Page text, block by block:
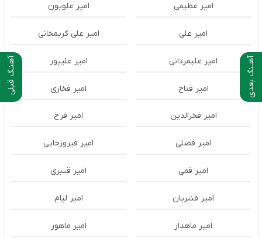
آهنـگ قبلی آهـنگ بعدی
امیر عظیمی امیر علویون
امیر علی امیر علی کریمخانی
امیر علیمردانی امیر علیپور
امیر فتاح امیر فخاری
امیر فخرالدین امیر فرخ
امیر فضلی امیر فیروزجایی
امیر قمی امیر قنبری
امیر قنبریان امیر لیام
امیر ماهدار امیر ماهور